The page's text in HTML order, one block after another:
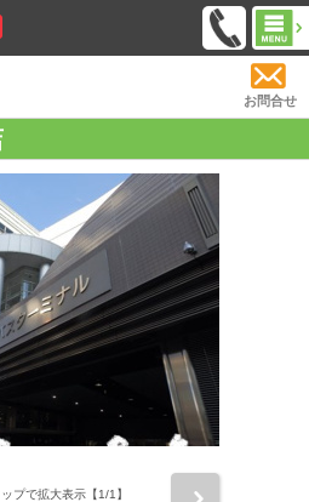
お問合せ
プで拡大表示【1/1】